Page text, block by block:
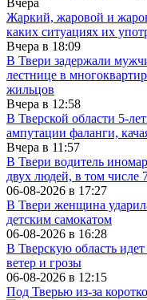
Вчера
Жаркий, жаровой и
каких ситуациях их
Вчера в 18:09
В Твери задержали
лестнице в
жильцов
Вчера в 12:58
В Тверской области 5-
ампутации фаланги,
Вчера в 11:57
В Твери водитель
двух людей, в том
06-08-2026 в 17:27
В Твери женщина
детским самокатом
06-08-2026 в 16:28
В Тверскую область
ветер и грозы
06-08-2026 в 12:15
Под Тверью из-за